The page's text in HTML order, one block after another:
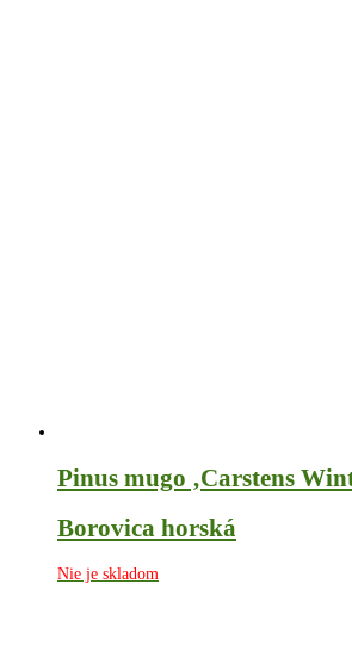
Pinus mugo ‚Carstens
Borovica horská
Nie je skladom